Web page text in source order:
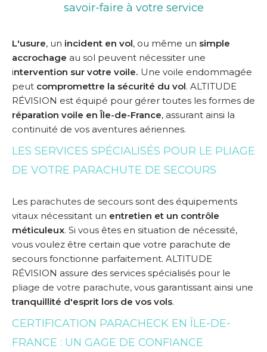
savoir-faire à votre service
L'usure, un incident en vol, ou même un simple
accrochage au sol peuvent nécessiter une
intervention sur votre voile. Une voile endommagée
peut compromettre la sécurité du vol. ALTITUDE
RÉVISION est équipé pour gérer toutes les formes de
réparation voile en Île-de-France, assurant ainsi la
continuité de vos aventures aériennes.
LES SERVICES SPÉCIALISÉS POUR LE PLIAGE
DE VOTRE PARACHUTE DE SECOURS
Les parachutes de secours sont des équipements
vitaux nécessitant un entretien et un contrôle
méticuleux. Si vous êtes en situation de nécessité,
vous voulez être certain que votre parachute de
secours fonctionne parfaitement. ALTITUDE
RÉVISION assure des services spécialisés pour le
pliage de votre parachute, vous garantissant ainsi une
tranquillité d'esprit lors de vos vols.
CERTIFICATION PARACHECK EN ÎLE-DE-
FRANCE : UN GAGE DE CONFIANCE